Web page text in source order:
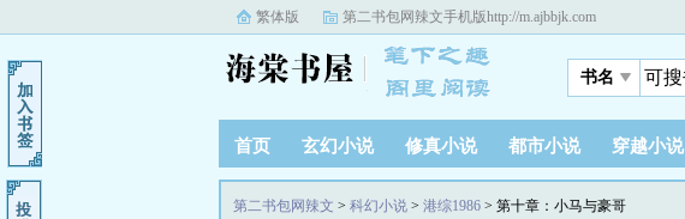
繁体版 第二书包网辣文手机版http://m.ajbbjk.com
书名
首页 玄幻小说 修真小说 都市小说 穿越小说
第二书包网辣文 > 科幻小说 > 港综1986 > 第十章：小马与豪哥